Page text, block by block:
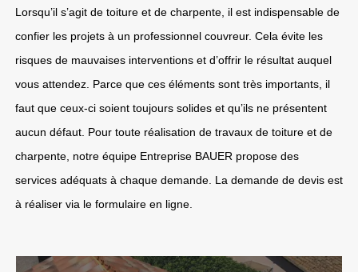
Lorsqu’il s’agit de toiture et de charpente, il est indispensable de
confier les projets à un professionnel couvreur. Cela évite les
risques de mauvaises interventions et d’offrir le résultat auquel
vous attendez. Parce que ces éléments sont très importants, il
faut que ceux-ci soient toujours solides et qu’ils ne présentent
aucun défaut. Pour toute réalisation de travaux de toiture et de
charpente, notre équipe Entreprise BAUER propose des
services adéquats à chaque demande. La demande de devis est
à réaliser via le formulaire en ligne.